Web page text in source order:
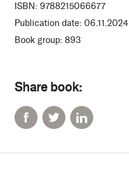
Share book:
ISBN: 9788215066677
Publication date: 06.11.2024
Book group: 893